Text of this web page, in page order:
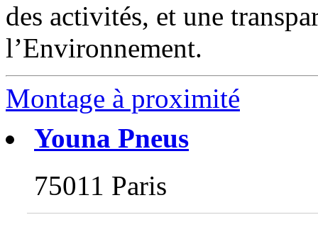
des activités, et une
l’Environnement.
Montage à proximité
Youna Pneus
75011 Paris